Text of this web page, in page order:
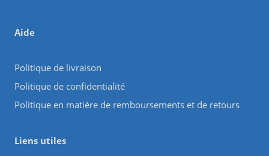
Aide
Politique de livraison
Politique de confidentialité
Politique en matière de remboursements et de retours
Liens utiles